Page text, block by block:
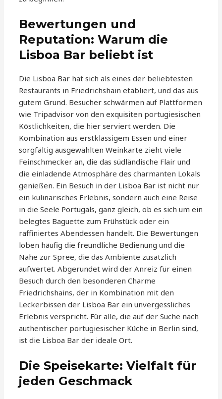
Bewertungen und
Reputation: Warum die
Lisboa Bar beliebt ist
Die Lisboa Bar hat sich als eines der beliebtesten
Restaurants in Friedrichshain etabliert, und das aus
gutem Grund. Besucher schwärmen auf Plattformen
wie Tripadvisor von den exquisiten portugiesischen
Köstlichkeiten, die hier serviert werden. Die
Kombination aus erstklassigem Essen und einer
sorgfältig ausgewählten Weinkarte zieht viele
Feinschmecker an, die das südländische Flair und
die einladende Atmosphäre des charmanten Lokals
genießen. Ein Besuch in der Lisboa Bar ist nicht nur
ein kulinarisches Erlebnis, sondern auch eine Reise
in die Seele Portugals, ganz gleich, ob es sich um ein
belegtes Baguette zum Frühstück oder ein
raffiniertes Abendessen handelt. Die Bewertungen
loben häufig die freundliche Bedienung und die
Nähe zur Spree, die das Ambiente zusätzlich
aufwertet. Abgerundet wird der Anreiz für einen
Besuch durch den besonderen Charme
Friedrichshains, der in Kombination mit den
Leckerbissen der Lisboa Bar ein unvergessliches
Erlebnis verspricht. Für alle, die auf der Suche nach
authentischer portugiesischer Küche in Berlin sind,
ist die Lisboa Bar der ideale Ort.
Die Speisekarte: Vielfalt für
jeden Geschmack